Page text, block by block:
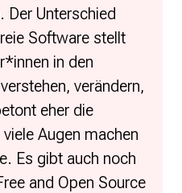
Der Unterschied
Software stellt
in den
verändern,
eher die
Augen machen
Es gibt auch noch
and Open Source